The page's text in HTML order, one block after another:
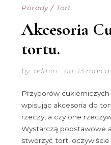
Porady / Tort
Akcesoria
tortu.
by admin on 13 marca
Przyborów cukierniczych
wpisując akcesoria do
rzeczy, a czy one
Wystarczą podstawowe
stworzyć tort, oczywiście